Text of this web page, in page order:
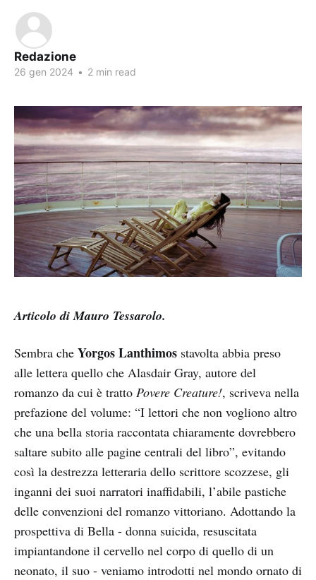
Redazione
26 gen 2024 • 2 min read
Articolo di Mauro Tessarolo.
Sembra che Yorgos Lanthimos stavolta abbia preso
alle lettera quello che Alasdair Gray, autore del
romanzo da cui è tratto Povere Creature!, scriveva nella
prefazione del volume: “I lettori che non vogliono altro
che una bella storia raccontata chiaramente dovrebbero
saltare subito alle pagine centrali del libro”, evitando
così la destrezza letteraria dello scrittore scozzese, gli
inganni dei suoi narratori inaffidabili, l’abile pastiche
delle convenzioni del romanzo vittoriano. Adottando la
prospettiva di Bella - donna suicida, resuscitata
impiantandone il cervello nel corpo di quello di un
neonato, il suo - veniamo introdotti nel mondo ornato di